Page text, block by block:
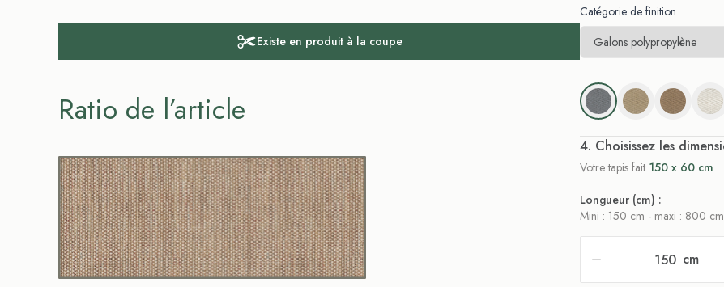
Existe en produit à la coupe
Ratio de l’article
Catégorie de finition
. Choisissez les
Votre tapis fait 150 x 60 cm
Longueur (cm) :
Mini : 150 cm - maxi : 800 cm
cm